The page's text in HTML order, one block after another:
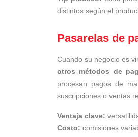
distintos según el
Pasarelas de
Cuando su negocio es
otros métodos de
procesan pagos de
suscripciones o ventas
Ventaja clave:
Costo: comisiones